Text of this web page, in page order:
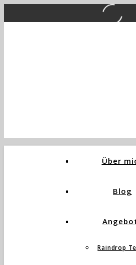
Über
Blog
Raindrop